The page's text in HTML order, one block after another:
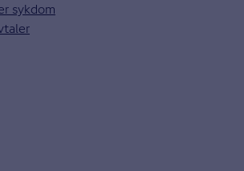
sykdom